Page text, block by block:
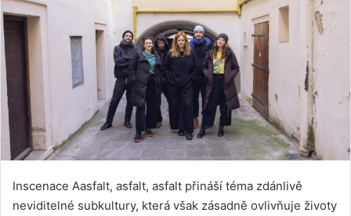
Inscenace Aasfalt, asfalt, asfalt přináší téma zdánlivě
neviditelné subkultury, která však zásadně ovlivňuje životy